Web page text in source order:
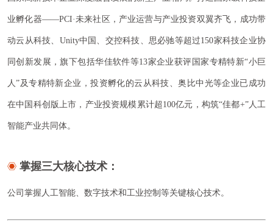
业孵化器——PCI·未来社区，产业运营与产业投资双翼齐飞，成功带
动云从科技、Unity中国、交控科技、思必驰等超过150家科技企业协
同创新发展，旗下包括华佳软件等13家企业获评国家专精特新“小巨
人”及专精特新企业，投资孵化的云从科技、奥比中光等企业已成功
在中国科创版上市，产业投资规模累计超100亿元，构筑“佳都+”人工
智能产业共同体。
掌握三大核心技术：
公司掌握 人工智能、数字技术和工业控制 等关键核心技术。